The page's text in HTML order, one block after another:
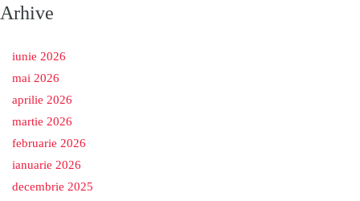
Arhive
iunie 2026
mai 2026
aprilie 2026
martie 2026
februarie 2026
ianuarie 2026
decembrie 2025